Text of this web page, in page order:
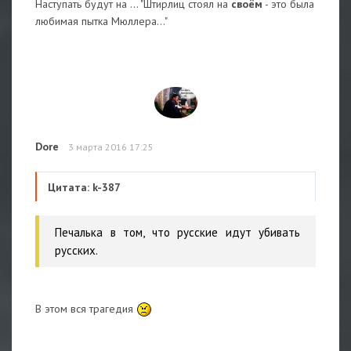
Наступать будут на ... "Штирлиц стоял на своём - это была
любимая пытка Мюллера..."
Dore 3 марта 2016 17:25
Цитата: k-387
Печалька в том, что русские идут убивать
русских.
В этом вся трагедия